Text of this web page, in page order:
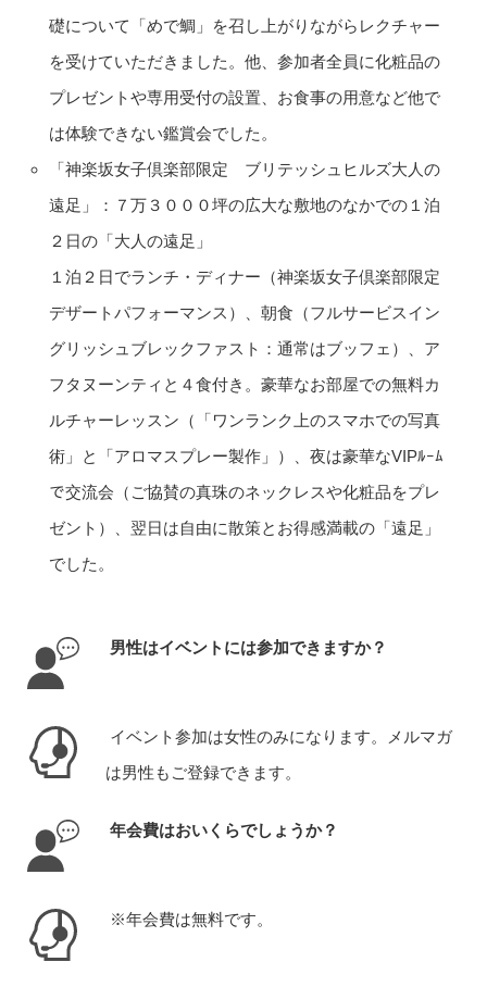
礎について「めで鯛」を召し上がりながらレクチャー
を受けていただきました。他、参加者全員に化粧品の
プレゼントや専用受付の設置、お食事の用意など他で
は体験できない鑑賞会でした。
「神楽坂女子倶楽部限定 ブリテッシュヒルズ大人の
遠足」：７万３０００坪の広大な敷地のなかでの１泊
２日の「大人の遠足」
１泊２日でランチ・ディナー（神楽坂女子倶楽部限定
デザートパフォーマンス）、朝食（フルサービスイン
グリッシュブレックファスト：通常はブッフェ）、ア
フタヌーンティと４食付き。豪華なお部屋での無料カ
ルチャーレッスン（「ワンランク上のスマホでの写真
術」と「アロマスプレー製作」）、夜は豪華なVIPﾙｰﾑ
で交流会（ご協賛の真珠のネックレスや化粧品をプレ
ゼント）、翌日は自由に散策とお得感満載の「遠足」
でした。
男性はイベントには参加できますか？
イベント参加は女性のみになります。メルマガ
は男性もご登録できます。
年会費はおいくらでしょうか？
※年会費は無料です。